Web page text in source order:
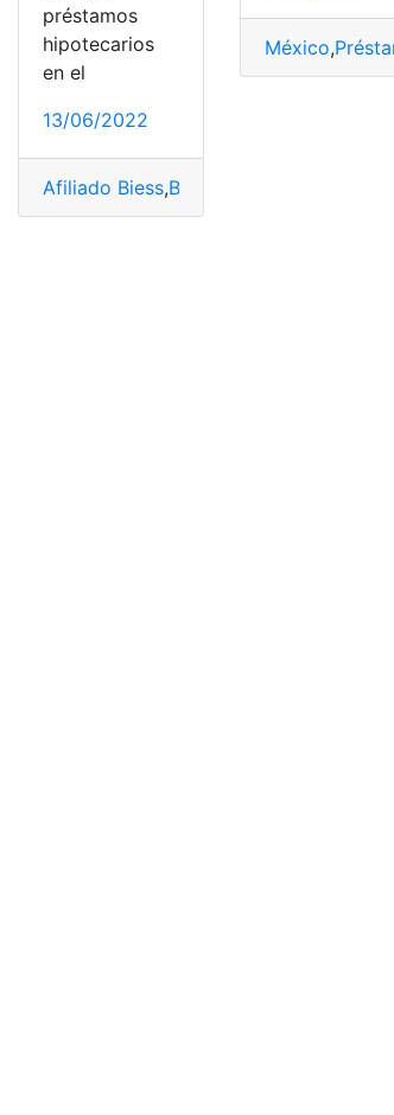
préstamos
hipotecarios
en el
13/06/2022
Afiliado Biess,BIESS comparar
México,